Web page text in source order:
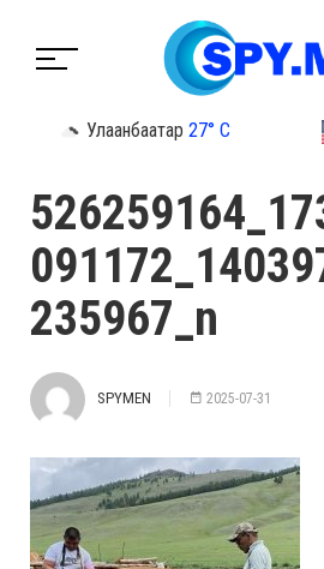
Улаанбаатар 27° C
235967_n
SPYMEN 2025-07-31